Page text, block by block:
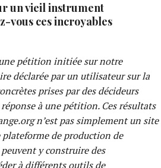
un vieil instrument
vous ces incroyables
pétition initiée sur notre
déclarée par un utilisateur sur la
prises par des décideurs
à une pétition. Ces résultats
n’est pas simplement un site
de production de
y construire des
à différents outils de